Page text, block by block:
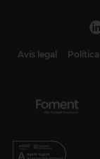
Avís legal